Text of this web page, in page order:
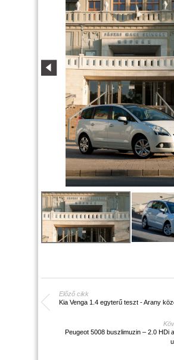
Előző cikk
Kia Venga 1.4 egyterű teszt - Arany
Peugeot 5008 buszlimuzin – 2.0 HDi